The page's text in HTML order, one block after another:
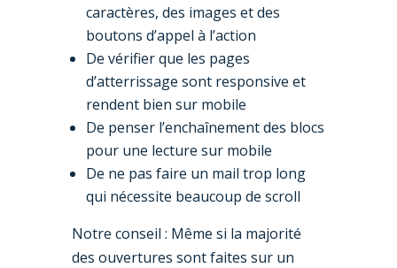
caractères, des images et des
boutons d’appel à l’action
De vérifier que les pages
d’atterrissage sont responsive et
rendent bien sur mobile
De penser l’enchaînement des blocs
pour une lecture sur mobile
De ne pas faire un mail trop long
qui nécessite beaucoup de scroll
Notre conseil : Même si la majorité
des ouvertures sont faites sur un